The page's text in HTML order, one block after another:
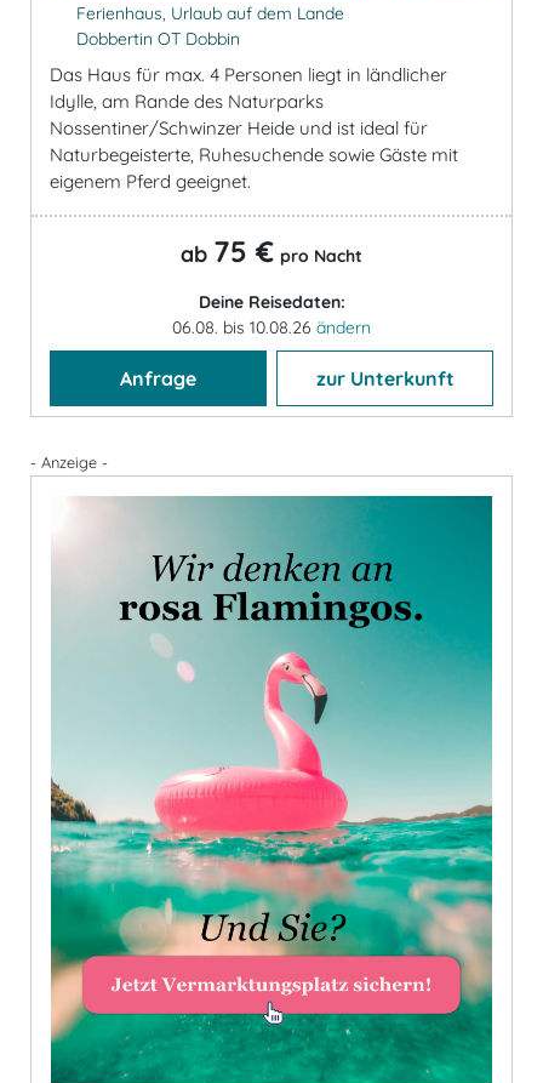
Ferienhaus, Urlaub auf dem Lande
Dobbertin OT Dobbin
Das Haus für max. 4 Personen liegt in ländlicher
Idylle, am Rande des Naturparks
Nossentiner/Schwinzer Heide und ist ideal für
Naturbegeisterte, Ruhesuchende sowie Gäste mit
eigenem Pferd geeignet.
ab 75 € pro Nacht
Deine Reisedaten:
06.08. bis 10.08.26 ändern
Anfrage zur Unterkunft
- Anzeige -